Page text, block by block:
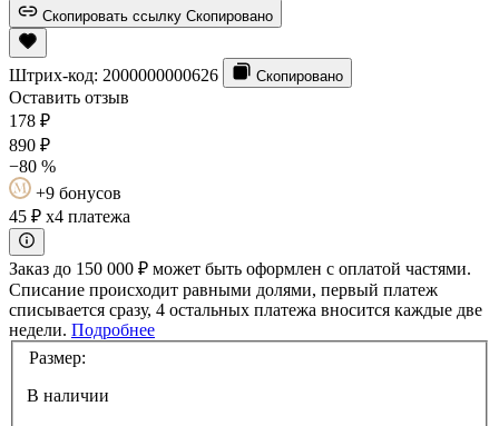
Скопировать ссылку Скопировано
Штрих-код: 2000000000626 Скопировано
Оставить отзыв
178 ₽
890 ₽
−80 %
+9 бонусов
45 ₽ x4 платежа
Заказ до 150 000 ₽ может быть оформлен с оплатой частями.
Списание происходит равными долями, первый платеж
списывается сразу, 4 остальных платежа вносится каждые две
недели. Подробнее
Размер:
В наличии